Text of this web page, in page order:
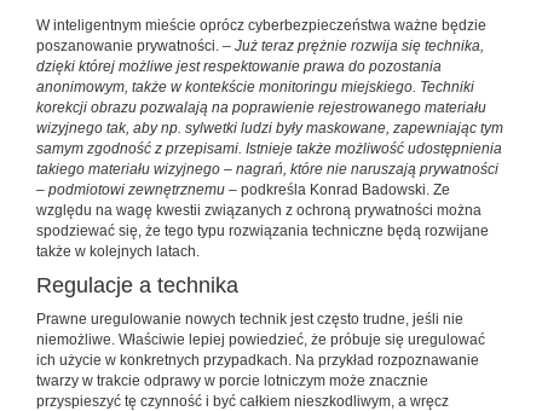
W inteligentnym mieście oprócz cyberbezpieczeństwa ważne będzie
poszanowanie prywatności. – Już teraz prężnie rozwija się technika,
dzięki której możliwe jest respektowanie prawa do pozostania
anonimowym, także w kontekście monitoringu miejskiego. Techniki
korekcji obrazu pozwalają na poprawienie rejestrowanego materiału
wizyjnego tak, aby np. sylwetki ludzi były maskowane, zapewniając tym
samym zgodność z przepisami. Istnieje także możliwość udostępnienia
takiego materiału wizyjnego – nagrań, które nie naruszają prywatności
– podmiotowi zewnętrznemu – podkreśla Konrad Badowski. Ze
względu na wagę kwestii związanych z ochroną prywatności można
spodziewać się, że tego typu rozwiązania techniczne będą rozwijane
także w kolejnych latach.
Regulacje a technika
Prawne uregulowanie nowych technik jest często trudne, jeśli nie
niemożliwe. Właściwie lepiej powiedzieć, że próbuje się uregulować
ich użycie w konkretnych przypadkach. Na przykład rozpoznawanie
twarzy w trakcie odprawy w porcie lotniczym może znacznie
przyspieszyć tę czynność i być całkiem nieszkodliwym, a wręcz